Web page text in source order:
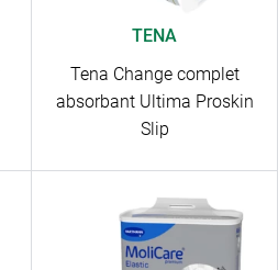
TENA
Tena Change complet
absorbant Ultima Proskin
Slip